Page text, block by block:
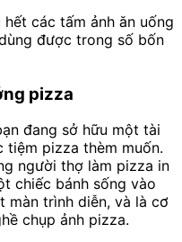
các tấm ảnh ăn uống
được trong số bốn
pizza
đang sở hữu một tài
tiệm pizza thèm muốn.
người thợ làm pizza in
chiếc bánh sống vào
trình diễn, và là cơ
chụp ảnh pizza.